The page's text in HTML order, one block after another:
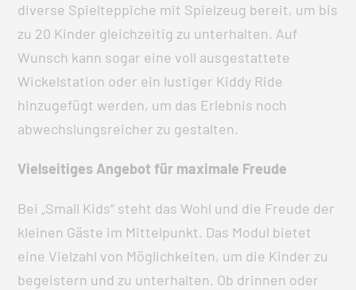
diverse Spielteppiche mit Spielzeug bereit, um bis
zu 20 Kinder gleichzeitig zu unterhalten. Auf
Wunsch kann sogar eine voll ausgestattete
Wickelstation oder ein lustiger Kiddy Ride
hinzugefügt werden, um das Erlebnis noch
abwechslungsreicher zu gestalten.
Vielseitiges Angebot für maximale Freude
Bei „Small Kids“ steht das Wohl und die Freude der
kleinen Gäste im Mittelpunkt. Das Modul bietet
eine Vielzahl von Möglichkeiten, um die Kinder zu
begeistern und zu unterhalten. Ob drinnen oder